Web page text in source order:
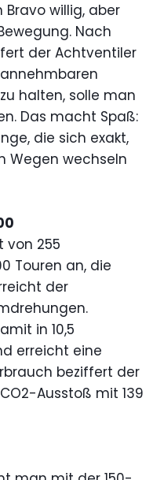
willig, aber
Nach
der Achtventiler
halten, solle man
Das macht Spaß:
die sich exakt,
Wegen wechseln
von 255
Touren an, die
der
in 10,5
erreicht eine
beziffert der
Ausstoß mit 139